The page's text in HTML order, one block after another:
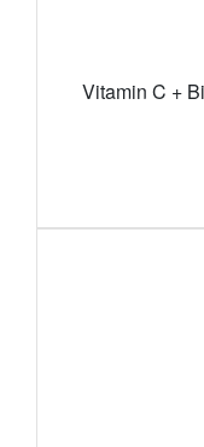
Vitamin C +